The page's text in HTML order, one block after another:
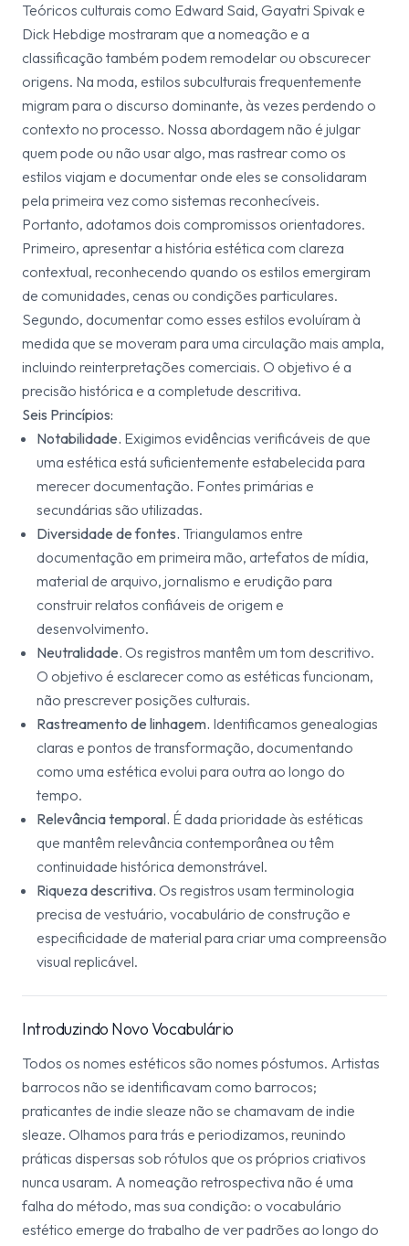
Teóricos culturais como Edward Said, Gayatri Spivak e
Dick Hebdige mostraram que a nomeação e a
classificação também podem remodelar ou obscurecer
origens. Na moda, estilos subculturais frequentemente
migram para o discurso dominante, às vezes perdendo o
contexto no processo. Nossa abordagem não é julgar
quem pode ou não usar algo, mas rastrear como os
estilos viajam e documentar onde eles se consolidaram
pela primeira vez como sistemas reconhecíveis.
Portanto, adotamos dois compromissos orientadores.
Primeiro, apresentar a história estética com clareza
contextual, reconhecendo quando os estilos emergiram
de comunidades, cenas ou condições particulares.
Segundo, documentar como esses estilos evoluíram à
medida que se moveram para uma circulação mais ampla,
incluindo reinterpretações comerciais. O objetivo é a
precisão histórica e a completude descritiva.
Seis Princípios:
Notabilidade. Exigimos evidências verificáveis de que
uma estética está suficientemente estabelecida para
merecer documentação. Fontes primárias e
secundárias são utilizadas.
Diversidade de fontes. Triangulamos entre
documentação em primeira mão, artefatos de mídia,
material de arquivo, jornalismo e erudição para
construir relatos confiáveis de origem e
desenvolvimento.
Neutralidade. Os registros mantêm um tom descritivo.
O objetivo é esclarecer como as estéticas funcionam,
não prescrever posições culturais.
Rastreamento de linhagem. Identificamos genealogias
claras e pontos de transformação, documentando
como uma estética evolui para outra ao longo do
tempo.
Relevância temporal. É dada prioridade às estéticas
que mantêm relevância contemporânea ou têm
continuidade histórica demonstrável.
Riqueza descritiva. Os registros usam terminologia
precisa de vestuário, vocabulário de construção e
especificidade de material para criar uma compreensão
visual replicável.
Introduzindo Novo Vocabulário
Todos os nomes estéticos são nomes póstumos. Artistas
barrocos não se identificavam como barrocos;
praticantes de indie sleaze não se chamavam de indie
sleaze. Olhamos para trás e periodizamos, reunindo
práticas dispersas sob rótulos que os próprios criativos
nunca usaram. A nomeação retrospectiva não é uma
falha do método, mas sua condição: o vocabulário
estético emerge do trabalho de ver padrões ao longo do